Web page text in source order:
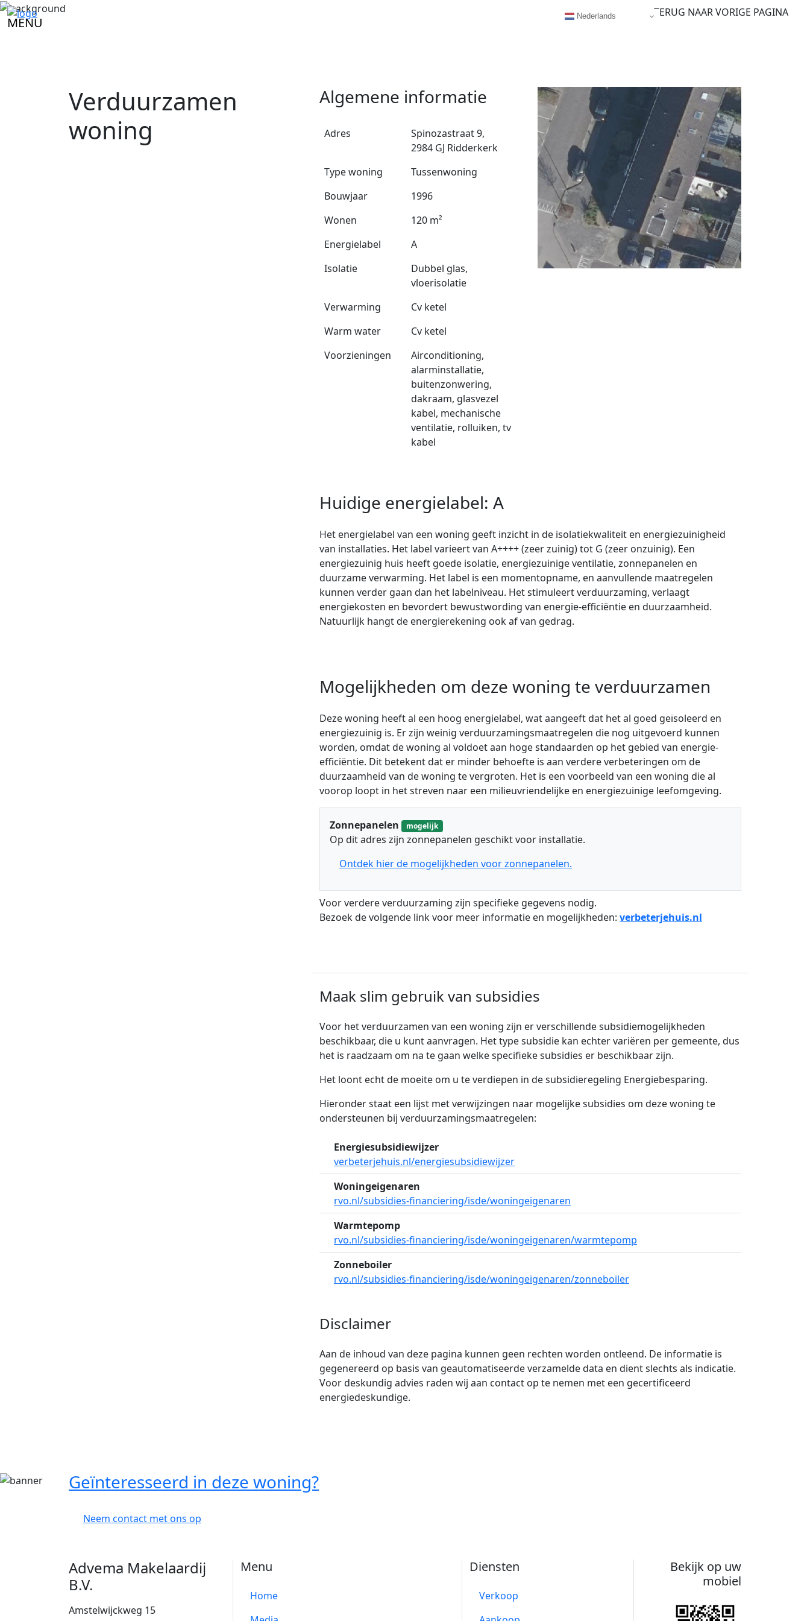
MENU
TERUG NAAR VORIGE PAGINA
Verduurzamen
woning
Algemene informatie
Adres
Spinozastraat 9,
2984 GJ Ridderkerk
Type woning
Tussenwoning
Bouwjaar
1996
Wonen
120 m²
Energielabel
A
Isolatie
Dubbel glas,
vloerisolatie
Verwarming
Cv ketel
Warm water
Cv ketel
Voorzieningen
Airconditioning,
alarminstallatie,
buitenzonwering,
dakraam, glasvezel
kabel, mechanische
ventilatie, rolluiken, tv
kabel
Huidige energielabel: A
Het energielabel van een woning geeft inzicht in de isolatiekwaliteit en energiezuinigheid
van installaties. Het label varieert van A++++ (zeer zuinig) tot G (zeer onzuinig). Een
energiezuinig huis heeft goede isolatie, energiezuinige ventilatie, zonnepanelen en
duurzame verwarming. Het label is een momentopname, en aanvullende maatregelen
kunnen verder gaan dan het labelniveau. Het stimuleert verduurzaming, verlaagt
energiekosten en bevordert bewustwording van energie-efficiëntie en duurzaamheid.
Natuurlijk hangt de energierekening ook af van gedrag.
Mogelijkheden om deze woning te verduurzamen
Deze woning heeft al een hoog energielabel, wat aangeeft dat het al goed geïsoleerd en
energiezuinig is. Er zijn weinig verduurzamingsmaatregelen die nog uitgevoerd kunnen
worden, omdat de woning al voldoet aan hoge standaarden op het gebied van energie-
efficiëntie. Dit betekent dat er minder behoefte is aan verdere verbeteringen om de
duurzaamheid van de woning te vergroten. Het is een voorbeeld van een woning die al
voorop loopt in het streven naar een milieuvriendelijke en energiezuinige leefomgeving.
Zonnepanelen mogelijk
Op dit adres zijn zonnepanelen geschikt voor installatie.
Ontdek hier de mogelijkheden voor zonnepanelen.
Voor verdere verduurzaming zijn specifieke gegevens nodig.
Bezoek de volgende link voor meer informatie en mogelijkheden: verbeterjehuis.nl
Maak slim gebruik van subsidies
Voor het verduurzamen van een woning zijn er verschillende subsidiemogelijkheden
beschikbaar, die u kunt aanvragen. Het type subsidie kan echter variëren per gemeente, dus
het is raadzaam om na te gaan welke specifieke subsidies er beschikbaar zijn.
Het loont echt de moeite om u te verdiepen in de subsidieregeling Energiebesparing.
Hieronder staat een lijst met verwijzingen naar mogelijke subsidies om deze woning te
ondersteunen bij verduurzamingsmaatregelen:
Energiesubsidiewijzer
verbeterjehuis.nl/energiesubsidiewijzer
Woningeigenaren
rvo.nl/subsidies-financiering/isde/woningeigenaren
Warmtepomp
rvo.nl/subsidies-financiering/isde/woningeigenaren/warmtepomp
Zonneboiler
rvo.nl/subsidies-financiering/isde/woningeigenaren/zonneboiler
Disclaimer
Aan de inhoud van deze pagina kunnen geen rechten worden ontleend. De informatie is
gegenereerd op basis van geautomatiseerde verzamelde data en dient slechts als indicatie.
Voor deskundig advies raden wij aan contact op te nemen met een gecertificeerd
energiedeskundige.
Geïnteresseerd in deze woning?
Neem contact met ons op
Advema Makelaardij
B.V.
Amstelwijckweg 15
Menu
Home
Diensten
Verkoop
Bekijk op uw
mobiel
Nederlands